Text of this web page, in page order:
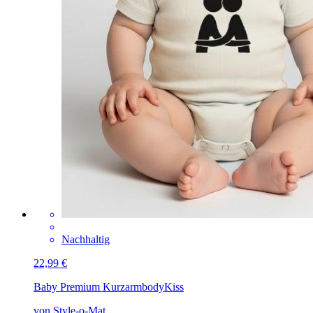
Nachhaltig
22,99 €
Baby Premium KurzarmbodyKiss
von Style-o-Mat